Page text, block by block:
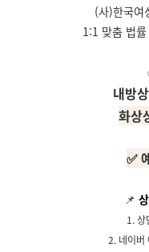
(사)한국여
1:1 맞춤 법
내방
화상
✅
📌
1. 상
2. 네이버